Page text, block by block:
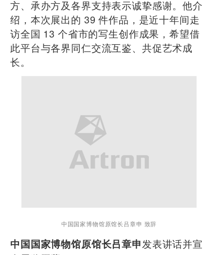
方、承办方及各界支持表示诚挚感谢。他介
绍，本次展出的 39 件作品，是近十年间走
访全国 13 个省市的写生创作成果，希望借
此平台与各界同仁交流互鉴、共促艺术成
长。
中国国家博物馆原馆长吕章申 致辞
中国国家博物馆原馆长吕章申发表讲话并宣